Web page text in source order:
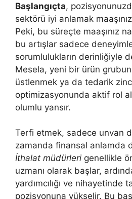
Başlangıçta,
sektörü iyi anlamak
Peki, bu süreçte maaşınız
bu artışlar sadece deneyimle
sorumlulukların derinliğiyle
Mesela, yeni bir ürün
üstlenmek ya da tedarik
optimizasyonunda aktif rol
olumlu yansır.
Terfi etmek, sadece unvan
zamanda finansal anlamda
İthalat müdürleri genellikle
uzmanı olarak başlar,
yardımcılığı ve nihayetinde
pozisyonuna yükselir. Bu